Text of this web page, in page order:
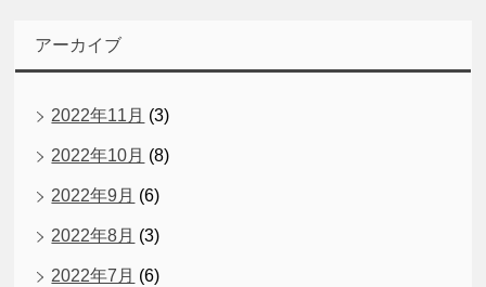
アーカイブ
2022年11月 (3)
2022年10月 (8)
2022年9月 (6)
2022年8月 (3)
2022年7月 (6)